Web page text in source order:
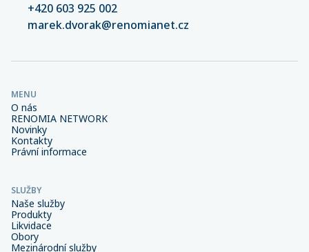
+420 603 925 002
marek.dvorak@renomianet.cz
MENU
O nás
RENOMIA NETWORK
Novinky
Kontakty
Právní informace
SLUŽBY
Naše služby
Produkty
Likvidace
Obory
Mezinárodní služby